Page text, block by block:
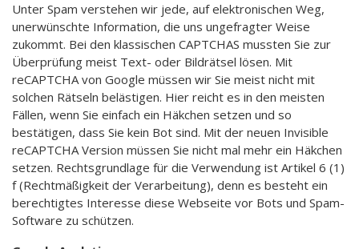
Unter Spam verstehen wir jede, auf elektronischen Weg,
unerwünschte Information, die uns ungefragter Weise
zukommt. Bei den klassischen CAPTCHAS mussten Sie zur
Überprüfung meist Text- oder Bildrätsel lösen. Mit
reCAPTCHA von Google müssen wir Sie meist nicht mit
solchen Rätseln belästigen. Hier reicht es in den meisten
Fällen, wenn Sie einfach ein Häkchen setzen und so
bestätigen, dass Sie kein Bot sind. Mit der neuen Invisible
reCAPTCHA Version müssen Sie nicht mal mehr ein Häkchen
setzen. Rechtsgrundlage für die Verwendung ist Artikel 6 (1)
f (Rechtmäßigkeit der Verarbeitung), denn es besteht ein
berechtigtes Interesse diese Webseite vor Bots und Spam-
Software zu schützen.